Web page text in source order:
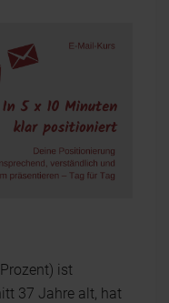
ist
37 Jahre alt, hat